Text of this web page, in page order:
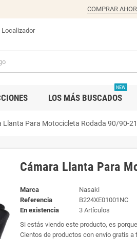
COMPRAR
Localizador
LOS MÁS BUSCADOS
NEW
Llanta Para Motocicleta Rodada 90/90-21
Cámara Llanta Para
Marca
Nasaki
Referencia
B224XE01001NC
En existencia
3 Artículos
Si estás viendo este producto, es
Cientos de productos con envío gratis